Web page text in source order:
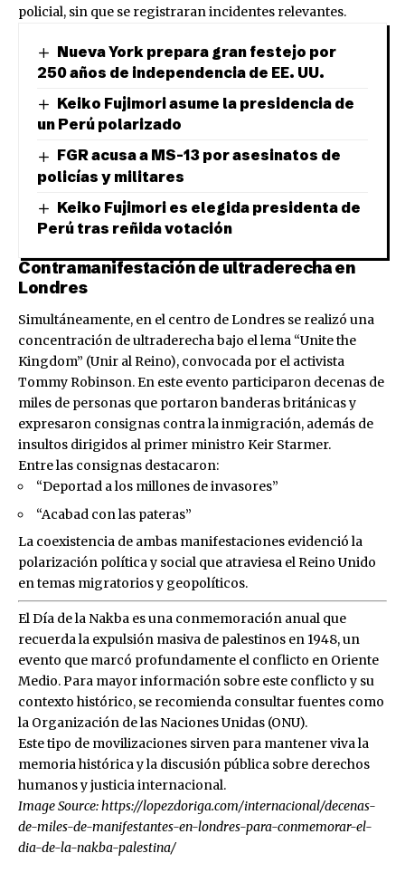
policial, sin que se registraran incidentes relevantes.
Nueva York prepara gran festejo por
250 años de independencia de EE. UU.
Keiko Fujimori asume la presidencia de
un Perú polarizado
FGR acusa a MS-13 por asesinatos de
policías y militares
Keiko Fujimori es elegida presidenta de
Perú tras reñida votación
Contramanifestación de ultraderecha en
Londres
Simultáneamente, en el centro de Londres se realizó una
concentración de ultraderecha bajo el lema “Unite the
Kingdom” (Unir al Reino), convocada por el activista
Tommy Robinson. En este evento participaron decenas de
miles de personas que portaron banderas británicas y
expresaron consignas contra la inmigración, además de
insultos dirigidos al primer ministro Keir Starmer.
Entre las consignas destacaron:
“Deportad a los millones de invasores”
“Acabad con las pateras”
La coexistencia de ambas manifestaciones evidenció la
polarización política y social que atraviesa el Reino Unido
en temas migratorios y geopolíticos.
El Día de la Nakba es una conmemoración anual que
recuerda la expulsión masiva de palestinos en 1948, un
evento que marcó profundamente el conflicto en Oriente
Medio. Para mayor información sobre este conflicto y su
contexto histórico, se recomienda consultar fuentes como
la Organización de las Naciones Unidas (ONU).
Este tipo de movilizaciones sirven para mantener viva la
memoria histórica y la discusión pública sobre derechos
humanos y justicia internacional.
Image Source:https://lopezdoriga.com/internacional/decenas-
de-miles-de-manifestantes-en-londres-para-conmemorar-el-
dia-de-la-nakba-palestina/